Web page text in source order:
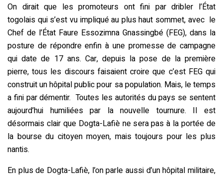
On dirait que les promoteurs ont fini par dribler l’État
togolais qui s’est vu impliqué au plus haut sommet, avec le
Chef de l’État Faure Essozimna Gnassingbé (FEG), dans la
posture de répondre enfin à une promesse de campagne
qui date de 17 ans. Car, depuis la pose de la première
pierre, tous les discours faisaient croire que c’est FEG qui
construit un hôpital public pour sa population. Mais, le temps
a fini par démentir. Toutes les autorités du pays se sentent
aujourd’hui humiliées par la nouvelle tournure. Il est
désormais clair que Dogta-Lafiè ne sera pas à la portée de
la bourse du citoyen moyen, mais toujours pour les plus
nantis.
En plus de Dogta-Lafiè, l’on parle aussi d’un hôpital militaire,